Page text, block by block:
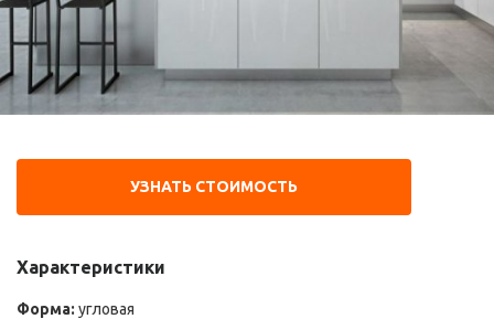
УЗНАТЬ СТОИМОСТЬ
Характеристики
Форма: угловая